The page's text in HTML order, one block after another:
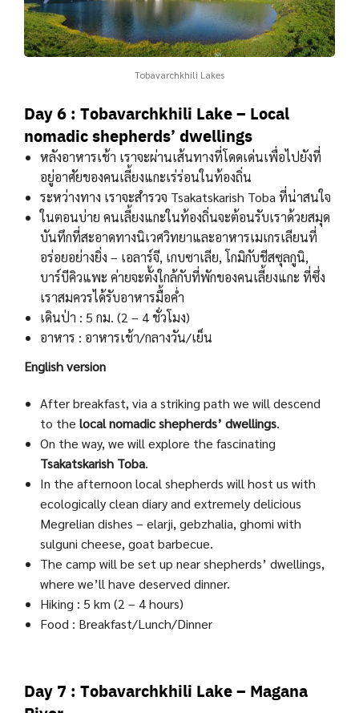
Tobavarchkhili Lakes
Day 6 : Tobavarchkhili Lake – Local
nomadic shepherds’ dwellings
หลังอาหารเช้า เราจะผ่านเส้นทางที่โดดเด่นเพื่อไปยังที่
อยู่อาศัยของคนเลี้ยงแกะเร่ร่อนในท้องถิ่น
ระหว่างทาง เราจะสำรวจ Tsakatskarish Toba ที่น่าสนใจ
ในตอนบ่าย คนเลี้ยงแกะในท้องถิ่นจะต้อนรับเราด้วยสมุด
บันทึกที่สะอาดทางนิเวศวิทยาและอาหารเมเกรเลียนที่
อร่อยอย่างยิ่ง – เอลาร์จี, เกบซาเลีย, โกมิกับชีสซุลกูนิ,
บาร์บีคิวแพะ ค่ายจะตั้งใกล้กับที่พักของคนเลี้ยงแกะ ที่ซึ่ง
เราสมควรได้รับอาหารมื้อค่ำ
เดินป่า : 5 กม. (2 – 4 ชั่วโมง)
อาหาร : อาหารเช้า/กลางวัน/เย็น
English version
After breakfast, via a striking path we will descend
to the local nomadic shepherds’ dwellings.
On the way, we will explore the fascinating
Tsakatskarish Toba.
In the afternoon local shepherds will host us with
ecologically clean diary and extremely delicious
Megrelian dishes – elarji, gebzhalia, ghomi with
sulguni cheese, goat barbecue.
The camp will be set up near shepherds’ dwellings,
where we’ll have deserved dinner.
Hiking : 5 km (2 – 4 hours)
Food : Breakfast/Lunch/Dinner
Day 7 : Tobavarchkhili Lake – Magana